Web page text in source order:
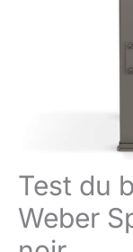
Test du
Weber